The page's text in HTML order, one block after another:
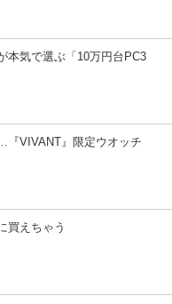
本気で選ぶ「10万円台PC3
『VIVANT』限定ウオッチ
買えちゃう